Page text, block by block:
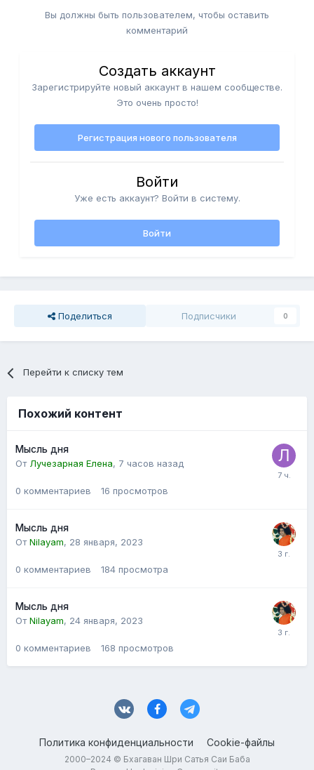
Вы должны быть пользователем, чтобы оставить
комментарий
Создать аккаунт
Зарегистрируйте новый аккаунт в нашем сообществе.
Это очень просто!
Регистрация нового пользователя
Войти
Уже есть аккаунт? Войти в систему.
Войти
Поделиться Подписчики 0
Перейти к списку тем
Похожий контент
Мысль дня
От Лучезарная Елена, 7 часов назад
0 комментариев 16 просмотров
Мысль дня
ОтNilayam, 28 января, 2023
0 комментариев 184 просмотра
Мысль дня
ОтNilayam, 24 января, 2023
0 комментариев 168 просмотров
Политика конфиденциальности Cookie-файлы
2000–2024 © Бхагаван Шри Сатья Саи Баба